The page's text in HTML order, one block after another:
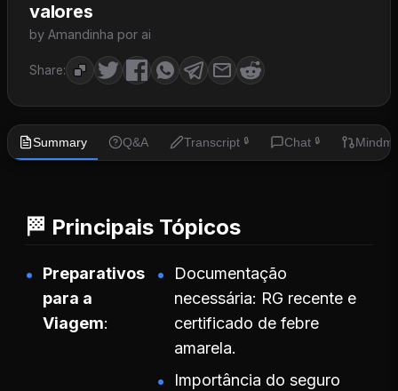
valores
by Amandinha por ai
Share:
Summary Q&A Transcript 🔒 Chat 🔒
🏁 Principais Tópicos
Preparativos
para a
Viagem
Documentação
necessária: RG recente e
certificado de febre
amarela.
Importância do seguro